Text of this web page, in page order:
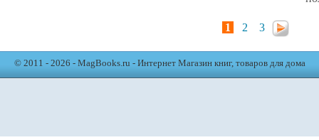
1 2 3
© 2011 - 2026 - MagBooks.ru - Интернет Магазин книг, товаров для дома